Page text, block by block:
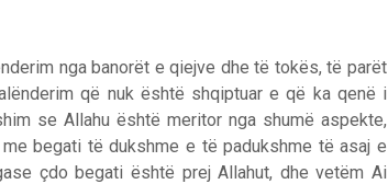
nga banorët e qiejve dhe të tokës, të parët
që nuk është shqiptuar e që ka qenë i
se Allahu është meritor nga shumë aspekte,
begati të dukshme e të padukshme të asaj e
çdo begati është prej Allahut, dhe vetëm Ai